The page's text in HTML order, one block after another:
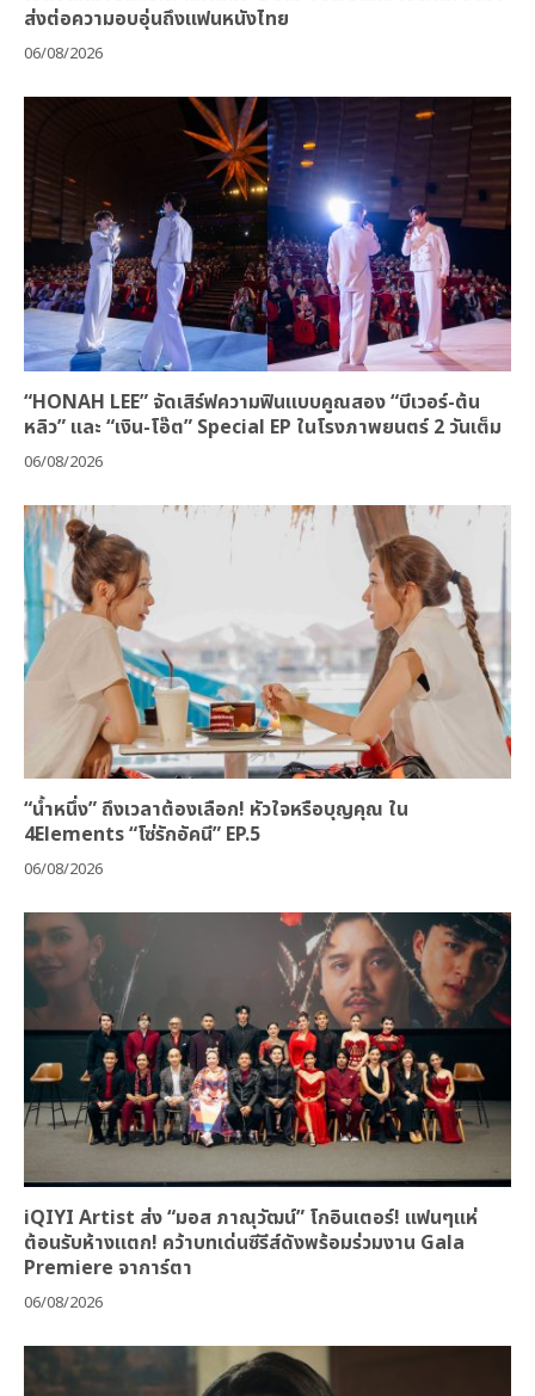
ส่งต่อความอบอุ่นถึงแฟนหนังไทย
06/08/2026
“HONAH LEE” จัดเสิร์ฟความฟินแบบคูณสอง “บีเวอร์-ต้น
หลิว” และ “เงิน-โอ๊ต” Special EP ในโรงภาพยนตร์ 2 วันเต็ม
06/08/2026
“น้ำหนึ่ง” ถึงเวลาต้องเลือก! หัวใจหรือบุญคุณ ใน
4Elements “โซ่รักอัคนี” EP.5
06/08/2026
iQIYI Artist ส่ง “มอส ภาณุวัฒน์” โกอินเตอร์! แฟนๆแห่
ต้อนรับห้างแตก! คว้าบทเด่นซีรีส์ดังพร้อมร่วมงาน Gala
Premiere จาการ์ตา
06/08/2026